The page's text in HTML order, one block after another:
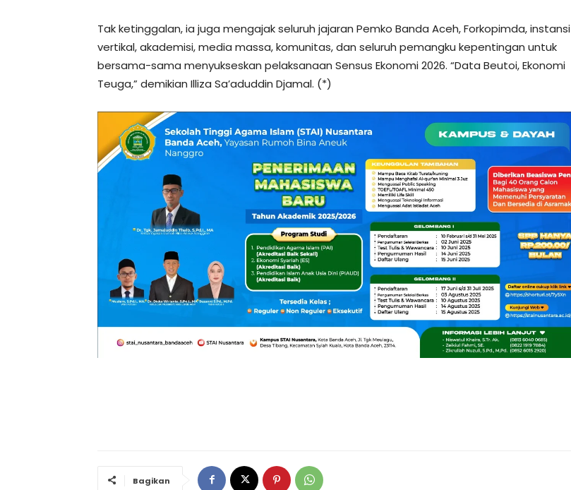
Tak ketinggalan, ia juga mengajak seluruh jajaran Pemko Banda Aceh, Forkopimda, instansi
vertikal, akademisi, media massa, komunitas, dan seluruh pemangku kepentingan untuk
bersama-sama menyukseskan pelaksanaan Sensus Ekonomi 2026. “Data Beutoi, Ekonomi
Teuga,” demikian Illiza Sa’aduddin Djamal. (*)
Bagikan